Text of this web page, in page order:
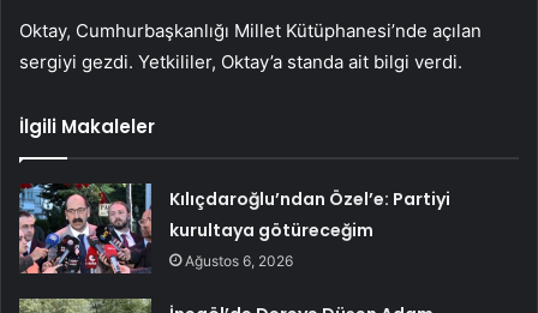
Oktay, Cumhurbaşkanlığı Millet Kütüphanesi’nde açılan
sergiyi gezdi. Yetkililer, Oktay’a standa ait bilgi verdi.
İlgili Makaleler
Kılıçdaroğlu’ndan Özel’e: Partiyi
kurultaya götüreceğim
Ağustos 6, 2026